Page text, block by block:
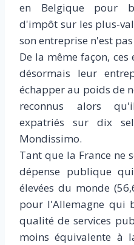
en Belgique pour
d'impôt sur les plus-
son entreprise n'est
De la même façon,
désormais leur
échapper au poids de
reconnus alors
expatriés sur dix
Mondissimo.
Tant que la France ne
dépense publique
élevées du monde
pour l'Allemagne qui
qualité de services
moins équivalente à